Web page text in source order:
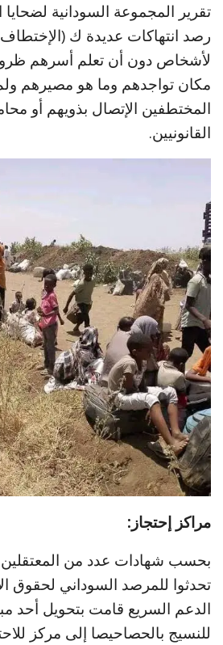
تقرير المجموعة السودانية
رصد انتهاكات عديدة ك (الإختطاف)
لأشخاص دون أن تعلم أسرهم
مكان تواجدهم وما هو مصيرهم
المختطفين الإتصال بذويهم أو
القانونيين.
مراكز إحتجاز:
بحسب شهادات عدد من المعتقلين
تحدثوا للمرصد السوداني لحقوق
الدعم السريع قامت بتحويل أحد
للنسيج بالحصاحيصا إلى مركز